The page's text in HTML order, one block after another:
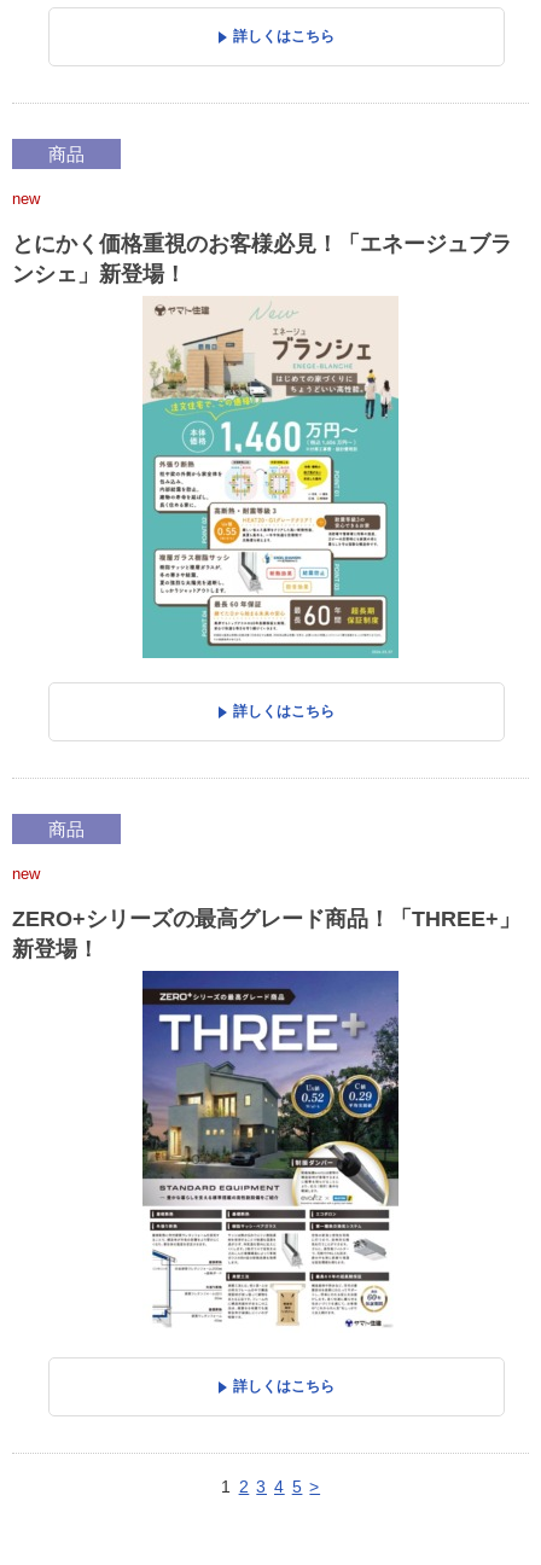
詳しくはこちら
商品
new
とにかく価格重視のお客様必見！「エネージュブラ
ンシェ」新登場！
詳しくはこちら
商品
new
ZERO+シリーズの最高グレード商品！「THREE+」
新登場！
詳しくはこちら
1 2 3 4 5 >